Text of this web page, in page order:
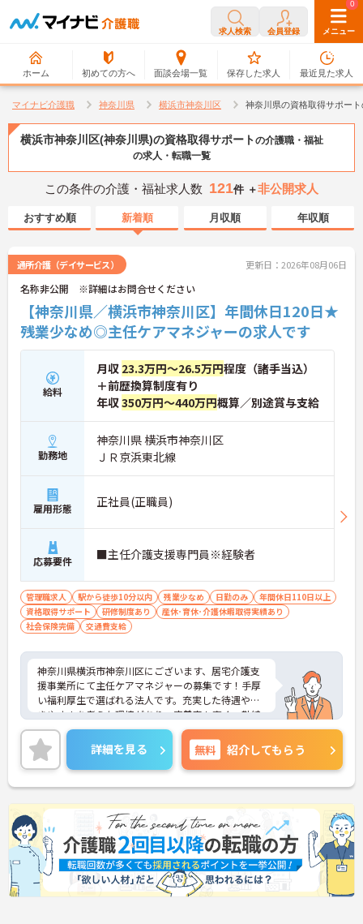
求人検索 会員登録 メニュー
ホーム 初めての方へ 面談会場一覧
0
保存した求人
0
最近見た求人
マイナビ介護職 神奈川県 横浜市神奈川区 神奈川県の資格取得サポー
横浜市神奈川区(神奈川県)の資格取得サポートの介護職・福祉
の求人・転職一覧
この条件の介護・福祉求人数 121件 ＋非公開求人
おすすめ順 新着順 月収順 年収順
通所介護（デイサービス） 更新日：2026年08月06日
名称非公開 ※詳細はお問合せください
【神奈川県／横浜市神奈川区】年間休日120日★
残業少なめ◎主任ケアマネジャーの求人です
給料
月収 23.3万円～26.5万円程度（諸手当込）
＋前歴換算制度有り
年収350万円～440万円概算／別途賞与支給
勤務地
神奈川県 横浜市神奈川区
ＪＲ京浜東北線
雇用形態 正社員(正職員)
応募要件 ■主任介護支援専門員※経験者
管理職求人 駅から徒歩10分以内 残業少なめ 日勤のみ
年間休日110日以上
資格取得サポート
研修制度あり
産休･育休･介護休暇取得実績あり
社会保険完備
交通費支給
神奈川県横浜市神奈川区にございます、居宅介護支
援事業所にて主任ケアマネジャーの募集です！手厚
い福利厚生で選ばれる法人です。充実した待遇や働
きやすさを考えた環境があり、定着率も高く、勤続
年数10年以上の社員が多数活躍しています。リフレ
ッシュ休暇や1時間単位の有給も職員がお互いに協
力しあってこの制度を活用しています。働きやすい
環境を皆で作ろうという文化がございます。年間休
日120日ございまして、お休み多めなので、プライ
ベートの時間もしっかり確保できます！
ご興味のある方は、マイナビ介護職までお問い合わ
せください。
詳細を見る 無料 紹介してもらう